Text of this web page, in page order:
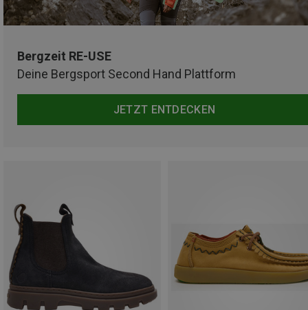
Bergzeit RE-USE
Deine Bergsport Second Hand Plattform
JETZT ENTDECKEN